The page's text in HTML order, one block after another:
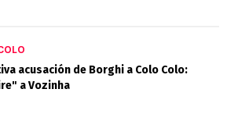
acusación de Borghi a Colo Colo:
a Vozinha